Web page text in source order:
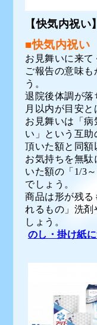
【快気内祝い】
■快気内祝い
お見舞いに来て
ご報告の意味も
う。
退院後体調が落
月以内が目安と
お見舞いは「病
い」という互助
頂いた額と同
お気持ちを無
いた額の「1/3
でしょう。
商品は形が残
れるもの」洗
しょう。
のし・掛け紙